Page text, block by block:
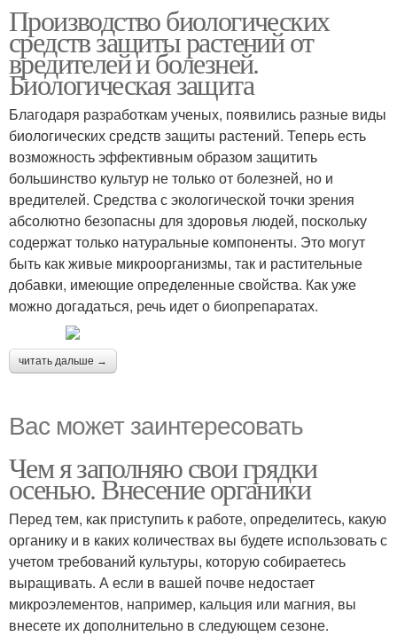
химическими
препаратами
препараты
Производство биологических
средств защиты растений от
вредителей и болезней.
Биологическая защита
Благодаря разработкам ученых, появились разные виды
биологических средств защиты растений. Теперь есть
возможность эффективным образом защитить
большинство культур не только от болезней, но и
вредителей. Средства с экологической точки зрения
абсолютно безопасны для здоровья людей, поскольку
содержат только натуральные компоненты. Это могут
быть как живые микроорганизмы, так и растительные
добавки, имеющие определенные свойства. Как уже
можно догадаться, речь идет о биопрепаратах.
читать дальше →
Вас может заинтересовать
Чем я заполняю свои грядки
осенью. Внесение органики
Перед тем, как приступить к работе, определитесь, какую
органику и в каких количествах вы будете использовать с
учетом требований культуры, которую собираетесь
выращивать. А если в вашей почве недостает
микроэлементов, например, кальция или магния, вы
внесете их дополнительно в следующем сезоне.